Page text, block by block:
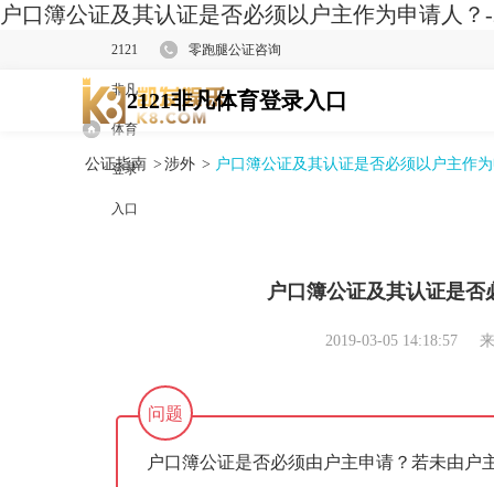
户口簿公证及其认证是否必须以户主作为申请人？
2121
非凡
体育
登录
入口
零跑腿公证咨询
2121非凡体育登录入口
公证指南 > 涉外 > 户口簿公证及其认证是否必须以户主作
户口簿公证及其认证是
2019-03-05 14:18:57
问题
户口簿公证是否必须由户主申请？若未由户